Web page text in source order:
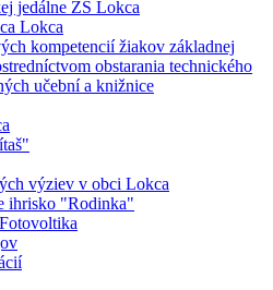
jedálne ZŠ Lokca
Lokca
kompetencií žiakov základnej
obstarania technického
učební a knižnice
výziev v obci Lokca
ihrisko "Rodinka"